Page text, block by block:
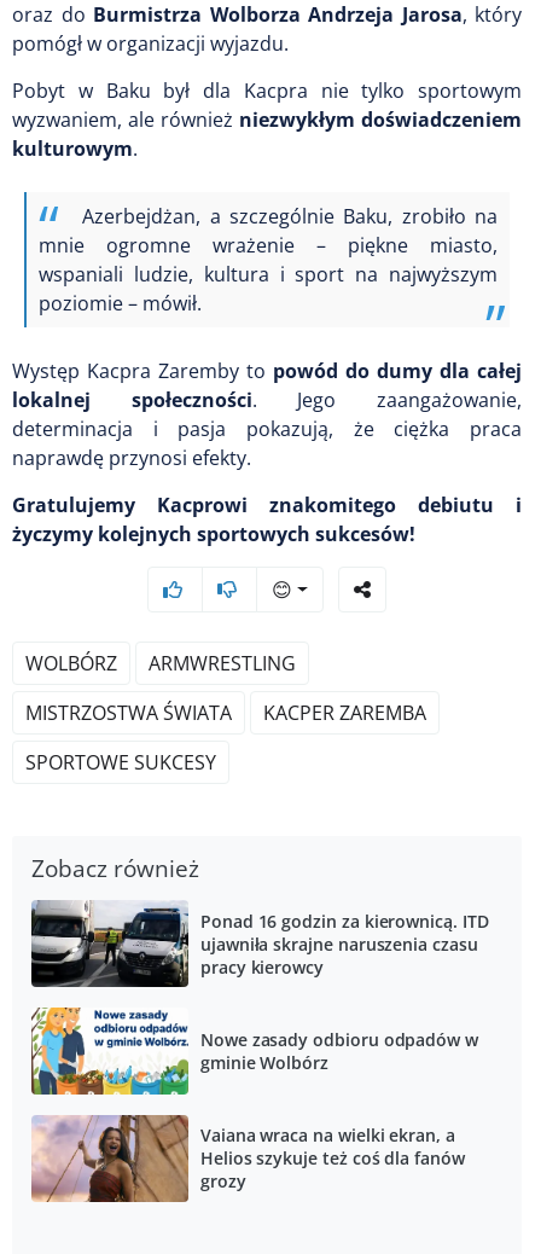
oraz do Burmistrza Wolborza Andrzeja Jarosa, który
pomógł w organizacji wyjazdu.
Pobyt w Baku był dla Kacpra nie tylko sportowym
wyzwaniem, ale również niezwykłym doświadczeniem
kulturowym.
Azerbejdżan, a szczególnie Baku, zrobiło na
mnie ogromne wrażenie – piękne miasto,
wspaniali ludzie, kultura i sport na najwyższym
poziomie – mówił.
Występ Kacpra Zaremby to powód do dumy dla całej
lokalnej społeczności. Jego zaangażowanie,
determinacja i pasja pokazują, że ciężka praca
naprawdę przynosi efekty.
Gratulujemy Kacprowi znakomitego debiutu i
życzymy kolejnych sportowych sukcesów!
😊
WOLBÓRZ
ARMWRESTLING
MISTRZOSTWA ŚWIATA
KACPER ZAREMBA
SPORTOWE SUKCESY
Zobacz również
Ponad 16 godzin za kierownicą. ITD
ujawniła skrajne naruszenia czasu
pracy kierowcy
Nowe zasady odbioru odpadów w
gminie Wolbórz
Vaiana wraca na wielki ekran, a
Helios szykuje też coś dla fanów
grozy